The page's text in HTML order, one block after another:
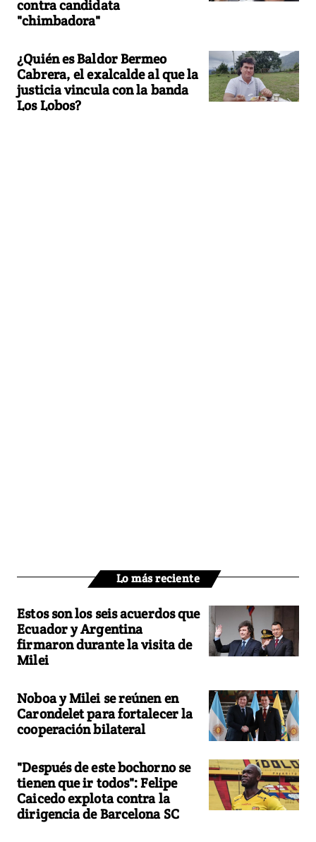
contra candidata
"chimbadora"
¿Quién es Baldor Bermeo
Cabrera, el exalcalde al que la
justicia vincula con la banda
Los Lobos?
Lo más reciente
Estos son los seis acuerdos que
Ecuador y Argentina
firmaron durante la visita de
Milei
Noboa y Milei se reúnen en
Carondelet para fortalecer la
cooperación bilateral
"Después de este bochorno se
tienen que ir todos": Felipe
Caicedo explota contra la
dirigencia de Barcelona SC